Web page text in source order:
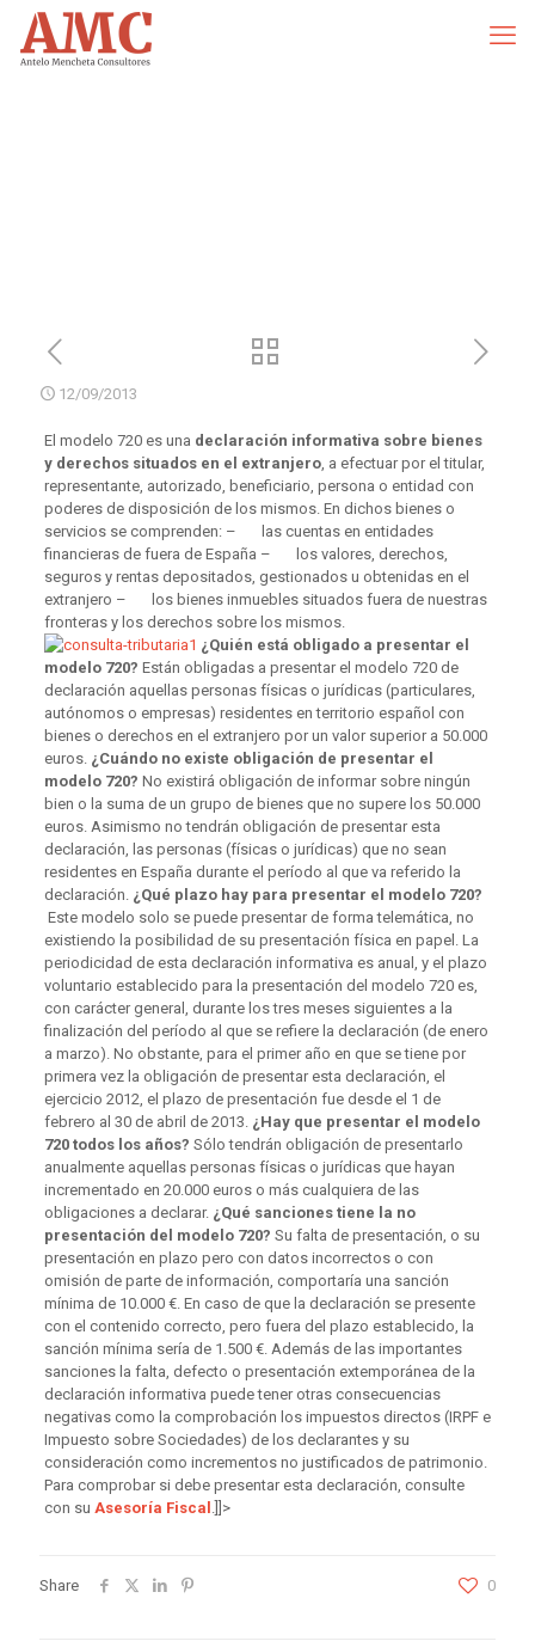
12/09/2013
El modelo 720 es una declaración informativa sobre bienes
y derechos situados en el extranjero, a efectuar por el titular,
representante, autorizado, beneficiario, persona o entidad con
poderes de disposición de los mismos. En dichos bienes o
servicios se comprenden: – las cuentas en entidades
financieras de fuera de España – los valores, derechos,
seguros y rentas depositados, gestionados u obtenidas en el
extranjero – los bienes inmuebles situados fuera de nuestras
fronteras y los derechos sobre los mismos.
¿Quién está obligado a presentar el
modelo 720? Están obligadas a presentar el modelo 720 de
declaración aquellas personas físicas o jurídicas (particulares,
autónomos o empresas) residentes en territorio español con
bienes o derechos en el extranjero por un valor superior a 50.000
euros. ¿Cuándo no existe obligación de presentar el
modelo 720? No existirá obligación de informar sobre ningún
bien o la suma de un grupo de bienes que no supere los 50.000
euros. Asimismo no tendrán obligación de presentar esta
declaración, las personas (físicas o jurídicas) que no sean
residentes en España durante el período al que va referido la
declaración. ¿Qué plazo hay para presentar el modelo 720?
Este modelo solo se puede presentar de forma telemática, no
existiendo la posibilidad de su presentación física en papel. La
periodicidad de esta declaración informativa es anual, y el plazo
voluntario establecido para la presentación del modelo 720 es,
con carácter general, durante los tres meses siguientes a la
finalización del período al que se refiere la declaración (de enero
a marzo). No obstante, para el primer año en que se tiene por
primera vez la obligación de presentar esta declaración, el
ejercicio 2012, el plazo de presentación fue desde el 1 de
febrero al 30 de abril de 2013. ¿Hay que presentar el modelo
720 todos los años? Sólo tendrán obligación de presentarlo
anualmente aquellas personas físicas o jurídicas que hayan
incrementado en 20.000 euros o más cualquiera de las
obligaciones a declarar. ¿Qué sanciones tiene la no
presentación del modelo 720? Su falta de presentación, o su
presentación en plazo pero con datos incorrectos o con
omisión de parte de información, comportaría una sanción
mínima de 10.000 €. En caso de que la declaración se presente
con el contenido correcto, pero fuera del plazo establecido, la
sanción mínima sería de 1.500 €. Además de las importantes
sanciones la falta, defecto o presentación extemporánea de la
declaración informativa puede tener otras consecuencias
negativas como la comprobación los impuestos directos (IRPF e
Impuesto sobre Sociedades) de los declarantes y su
consideración como incrementos no justificados de patrimonio.
Para comprobar si debe presentar esta declaración, consulte
con su Asesoría Fiscal .]]>
Share 0